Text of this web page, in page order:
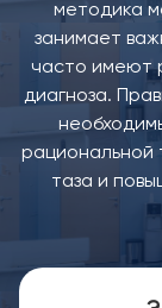
методика
занимает
часто имеют
диагноза.
рациональной
таза и